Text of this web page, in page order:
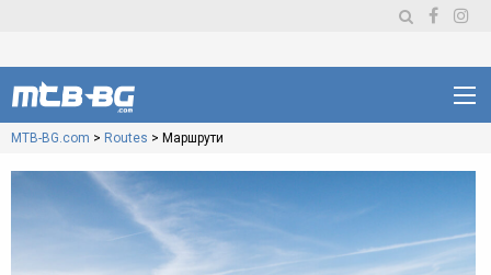
MTB-BG.com > Routes > Маршрути